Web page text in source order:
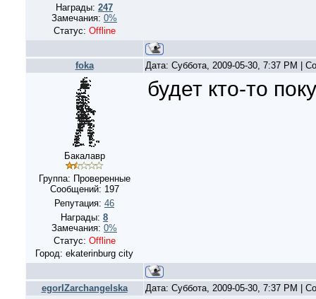
Награды: 247
Замечания: 0%
Статус: Offline
foka Дата: Суббота, 2009-05-30, 7:37 PM |
Бакалавр
Группа: Проверенные
Сообщений: 197
Репутация: 46
Награды: 8
Замечания: 0%
Статус: Offline
Город: ekaterinburg city
будет кто-то
egorIZarchangelska
Дата: Суббота, 2009-05-30, 7:37 PM |